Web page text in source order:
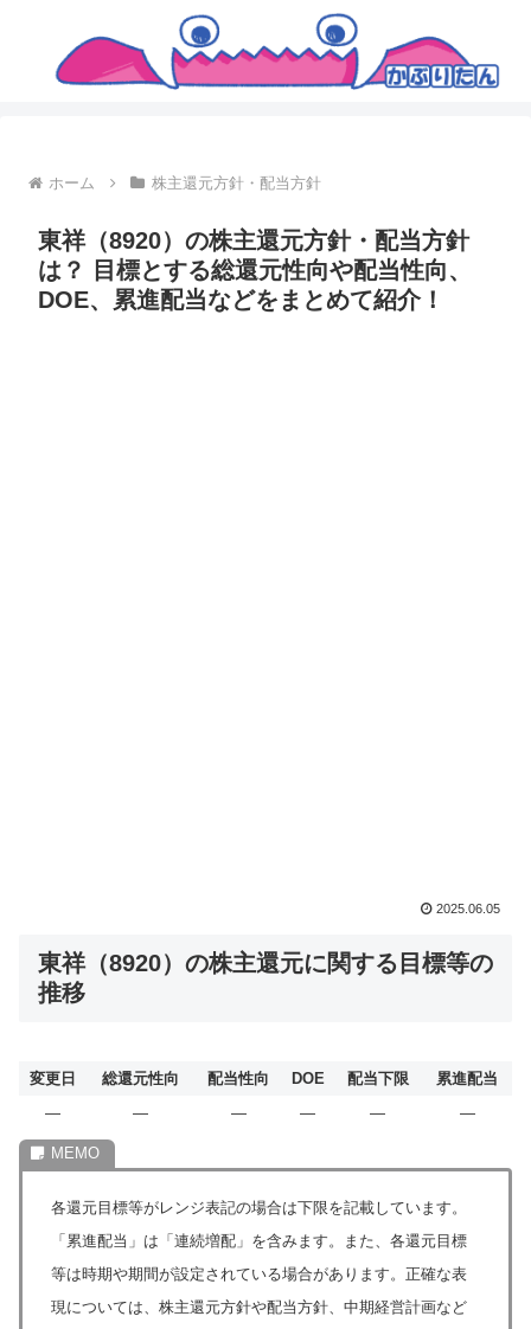
ホーム 株主還元方針・配当方針
東祥（8920）の株主還元方針・配当方針
は？ 目標とする総還元性向や配当性向、
DOE、累進配当などをまとめて紹介！
2025.06.05
東祥（8920）の株主還元に関する目標等の
推移
変更日 総還元性向 配当性向 DOE 配当下限
累進配当
―
― ― ― ― ―
各還元目標等がレンジ表記の場合は下限を記載しています。
「累進配当」は「連続増配」を含みます。また、各還元目標
等は時期や期間が設定されている場合があります。正確な表
現については、株主還元方針や配当方針、中期経営計画など